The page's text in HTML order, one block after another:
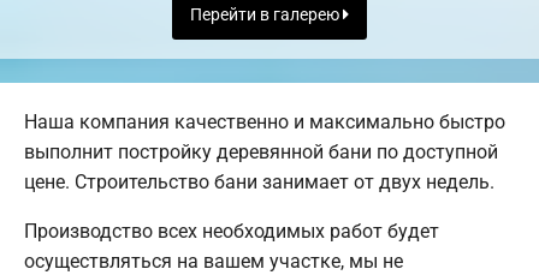
Перейти в галерею
Наша компания качественно и максимально быстро
выполнит постройку деревянной бани по доступной
цене. Строительство бани занимает от двух недель.
Производство всех необходимых работ будет
осуществляться на вашем участке, мы не